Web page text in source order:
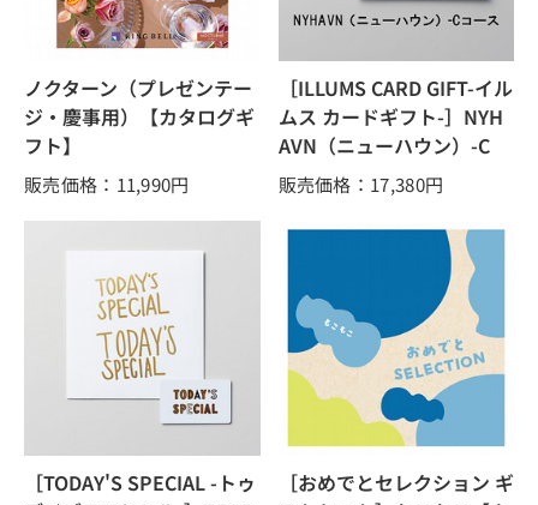
ノクターン（プレゼンテー
ジ・慶事用）【カタログギ
フト】
販売価格：11,990円
［ILLUMS CARD GIFT-イル
ムス カードギフト-］NYH
AVN（ニューハウン）-C
販売価格：17,380円
［TODAY'S SPECIAL -トゥ
［おめでとセレクション ギ